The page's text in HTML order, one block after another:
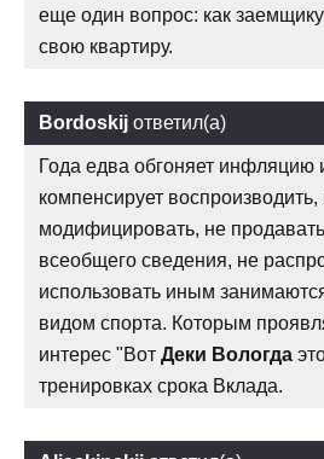
еще один вопрос: как
свою квартиру.
Bordoskij ответил(а)
Года едва обгоняет инфляцию
компенсирует
модифицировать, не
всеобщего сведения, не
использовать иным
видом спорта. Которым
интерес "Вот Деки Вологда
тренировках срока Вклада.